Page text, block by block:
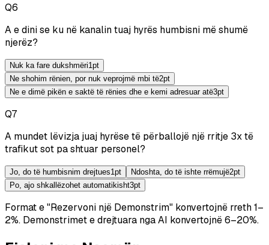
Q6
A e dini se ku në kanalin tuaj hyrës humbisni më shumë
njerëz?
Nuk ka fare dukshmëri1 pt
Ne shohim rënien, por nuk veprojmë mbi të2pt
Ne e dimë pikën e saktë të rënies dhe e kemi adresuar atë3pt
Q7
A mundet lëvizja juaj hyrëse të përballojë një rritje 3x të
trafikut sot pa shtuar personel?
Jo, do të humbisnim drejtues1 pt Ndoshta, do të ishte rrëmujë2pt
Po, ajo shkallëzohet automatikisht3pt
Format e "Rezervoni një Demonstrim" konvertojnë rreth 1–
2%. Demonstrimet e drejtuara nga AI konvertojnë 6–20%.